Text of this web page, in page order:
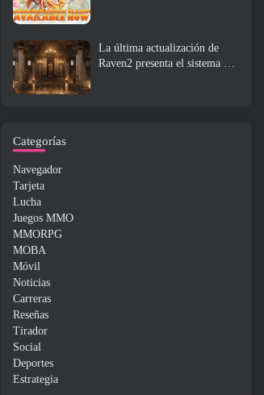
La última actualización de
Raven2 presenta el sistema de
Categorías
Navegador
Tarjeta
Lucha
Juegos MMO
MMORPG
MOBA
Móvil
Noticias
Carreras
Reseñas
Tirador
Social
Deportes
Estrategia